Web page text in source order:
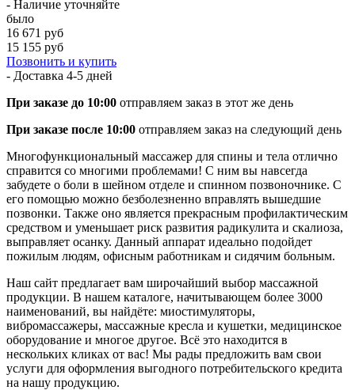
- Наличие уточняйте
было
16 671 руб
15 155 руб
Позвонить и купить
- Доставка 4-5 дней
При заказе до 10:00 отправляем заказ в этот же день
При заказе после 10:00 отправляем заказ на следующий день
Многофункциональный массажер для спины и тела отлично
справится со многими проблемами! С ним вы навсегда
забудете о боли в шейном отделе и спинном позвоночнике. С
его помощью можно безболезненно вправлять вышедшие
позвонки. Также оно является прекрасным профилактическим
средством и уменьшает риск развития радикулита и скалиоза,
выправляет осанку. Данный аппарат идеально подойдет
пожилым людям, офисным работникам и сидячим больным.
Наш сайт предлагает вам широчайший выбор массажной
продукции. В нашем каталоге, начитывающем более 3000
наименований, вы найдёте: миостимуляторы,
вибромассажеры, массажные кресла и кушетки, медицинское
оборудование и многое другое. Всё это находится в
нескольких кликах от вас! Мы рады предложить вам свои
услуги для оформления выгодного потребительского кредита
на нашу продукцию.